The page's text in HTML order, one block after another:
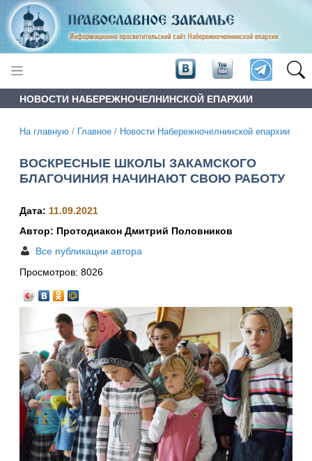
НОВОСТИ НАБЕРЕЖНОЧЕЛНИНСКОЙ ЕПАРХИИ
На главную / Главное / Новости Набережночелнинской епархии
ВОСКРЕСНЫЕ ШКОЛЫ ЗАКАМСКОГО
БЛАГОЧИНИЯ НАЧИНАЮТ СВОЮ РАБОТУ
Дата: 11.09.2021
Автор: Протодиакон Дмитрий Половников
Все публикации автора
Просмотров: 8026